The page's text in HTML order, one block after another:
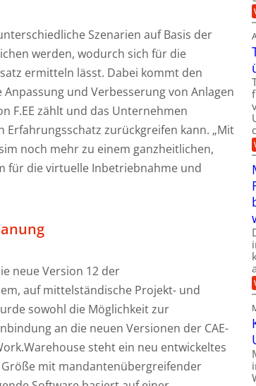
Szenarien auf Basis der
werden, wodurch sich für die
ermitteln lässt. Dabei kommt den
und Verbesserung von Anlagen
F.EE zählt und das Unternehmen
zurückgreifen kann. „Mit
noch mehr zu einem ganzheitlichen,
für die virtuelle Inbetriebnahme und
neue Version 12 der
auf mittelständische Projekt- und
sowohl die Möglichkeit zur
an die neuen Versionen der CAE-
steht ein neu entwickeltes
mit mandantenübergreifender